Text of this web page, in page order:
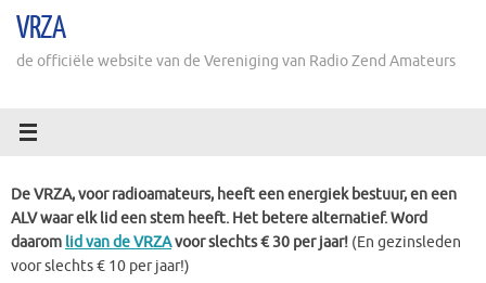
naarVRZA
de officiële website van de Vereniging van Radio Zend Amateurs
De VRZA, voor radioamateurs, heeft een energiek bestuur, en een
ALV waar elk lid een stem heeft. Het betere alternatief. Word
daarom lid van de VRZAvoor slechts € 30 per jaar! (En gezinsleden
voor slechts € 10 per jaar!)